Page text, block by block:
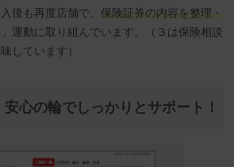
後も再度店舗で、 保険証券の内容を整理・
」運動に取り組んでいます。（３は保険相談
しています）
心の輪でしっかりとサポート！